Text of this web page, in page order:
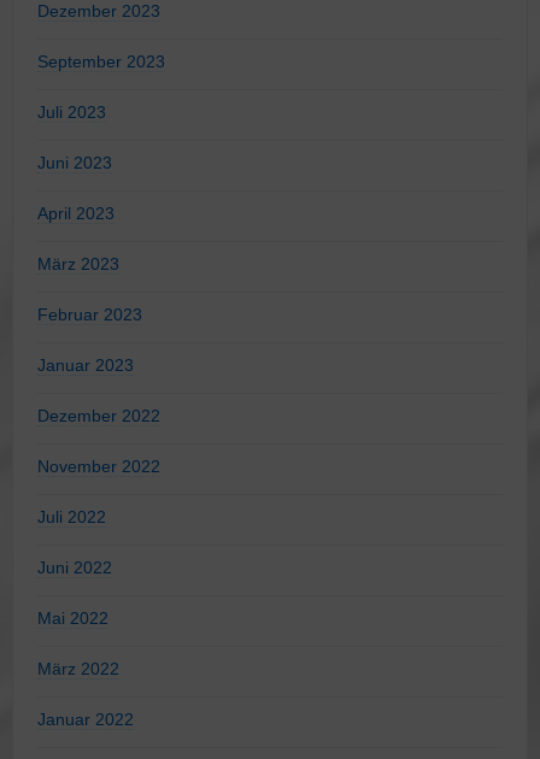
Dezember 2023
September 2023
Juli 2023
Juni 2023
April 2023
März 2023
Februar 2023
Januar 2023
Dezember 2022
November 2022
Juli 2022
Juni 2022
Mai 2022
März 2022
Januar 2022